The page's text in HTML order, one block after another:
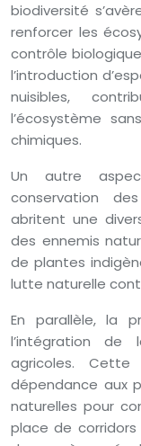
biodiversité
renforcer les
contrôle
l’introduction
nuisibles,
l’écosystème
chimiques.
Un autre
conservation
abritent une
des ennemis
de plantes
lutte naturelle
En parallèle, la
l’intégration de
agricoles.
dépendance aux
naturelles pour
place de